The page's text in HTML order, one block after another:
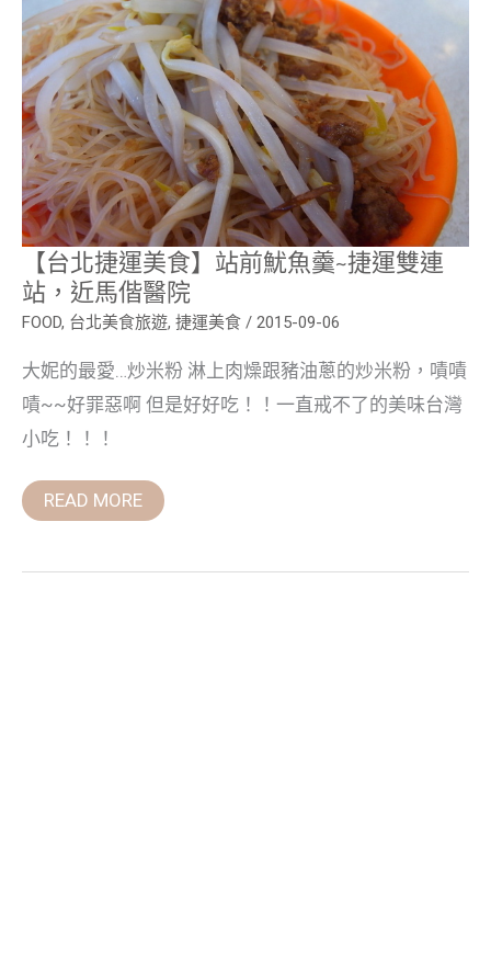
【台北捷運美食】站前魷魚羹~捷運雙連
站，近馬偕醫院
FOOD, 台北美食旅遊, 捷運美食 / 2015-09-06
大妮的最愛…炒米粉 淋上肉燥跟豬油蔥的炒米粉，嘖嘖
嘖~~好罪惡啊 但是好好吃！！一直戒不了的美味台灣
小吃！！！
運
美
食】
站
前
魷
魚
羹
~
捷
運
雙
連
站，
近
馬
偕
醫
READ MORE